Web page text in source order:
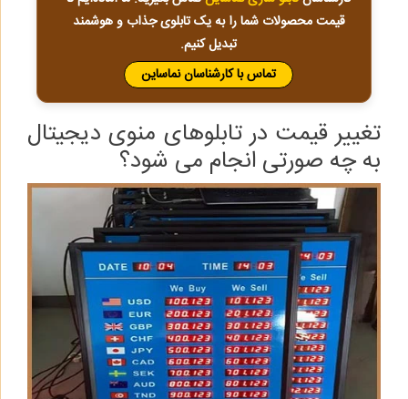
قیمت محصولات شما را به یک تابلوی جذاب و هوشمند
تبدیل کنیم.
تماس با کارشناسان نماساین
تغییر قیمت در تابلوهای منوی دیجیتال
به چه صورتی انجام می‌ شود؟